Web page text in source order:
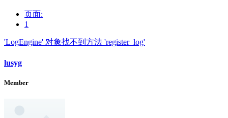
页面:
1
'LogEngine' 对象找不到方法 'register_log'
lusyg
Member